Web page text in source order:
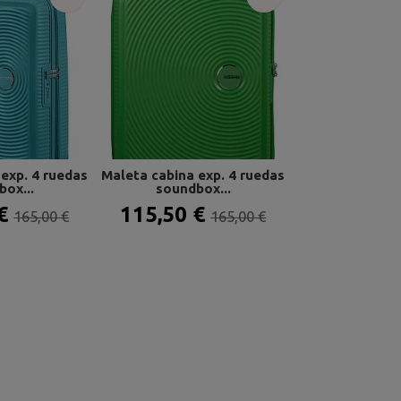
4 ruedas
165,00 €
Maleta cabina exp. 4 ruedas
soundbox...
115,50 €165,00 €